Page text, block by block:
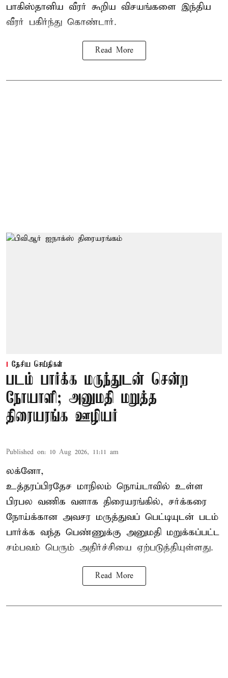
பாகிஸ்தானிய வீரர் கூறிய விசயங்களை இந்திய
வீரர் பகிர்ந்து கொண்டார்.
Read More
தேசிய செய்திகள்
படம் பார்க்க மருந்துடன் சென்ற
நோயாளி; அனுமதி மறுத்த
திரையரங்க ஊழியர்
Published on: 10 Aug 2026, 11:11 am
லக்னோ,
உத்தரப்பிரதேச மாநிலம் நொய்டாவில் உள்ள
பிரபல வணிக வளாக திரையரங்கில், சர்க்கரை
நோய்க்கான அவசர மருத்துவப் பெட்டியுடன் படம்
பார்க்க வந்த பெண்ணுக்கு அனுமதி மறுக்கப்பட்ட
சம்பவம் பெரும் அதிர்ச்சியை ஏற்படுத்தியுள்ளது.
Read More